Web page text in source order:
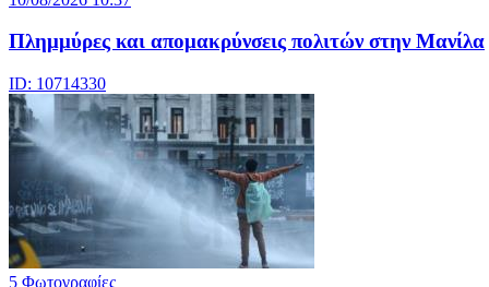
Πλημμύρες και απομακρύνσεις πολιτών στην Μανίλα
ID: 10714330
5 Φωτογραφίες